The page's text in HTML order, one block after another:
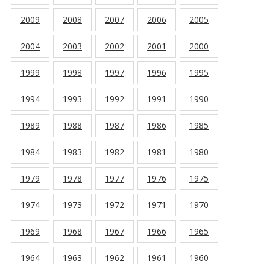
2009 2008 2007 2006 2005
2004 2003 2002 2001 2000
1999 1998 1997 1996 1995
1994 1993 1992 1991 1990
1989 1988 1987 1986 1985
1984 1983 1982 1981 1980
1979 1978 1977 1976 1975
1974 1973 1972 1971 1970
1969 1968 1967 1966 1965
1964 1963 1962 1961 1960